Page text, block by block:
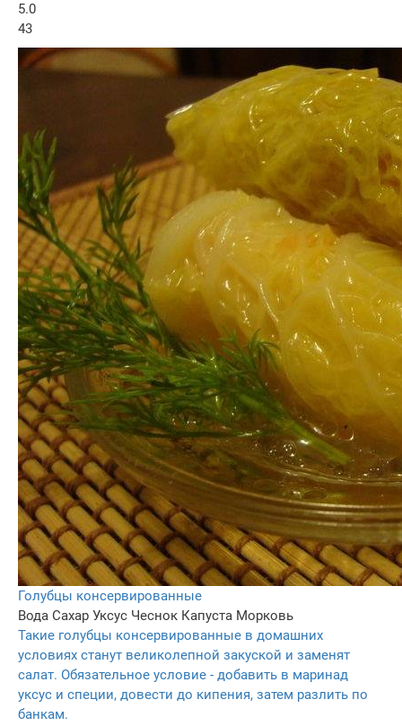
5.0
43
Голубцы консервированные
Вода Сахар Уксус Чеснок Капуста Морковь
Такие голубцы консервированные в домашних
условиях станут великолепной закуской и заменят
салат. Обязательное условие - добавить в маринад
уксус и специи, довести до кипения, затем разлить по
банкам.